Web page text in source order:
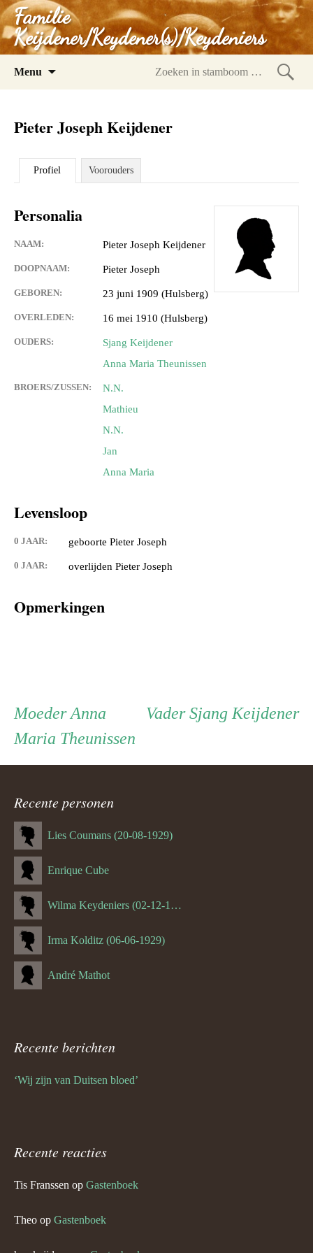
Familie
Keijdener/Keydener(s)/Keydeniers
Menu
Pieter Joseph Keijdener
Profiel Voorouders
Personalia
NAAM: Pieter Joseph Keijdener
DOOPNAAM: Pieter Joseph
GEBOREN: 23 juni 1909 (Hulsberg)
OVERLEDEN: 16 mei 1910 (Hulsberg)
OUDERS:
Sjang Keijdener
Anna Maria Theunissen
BROERS/ZUSSEN:
N.N.
Mathieu
N.N.
Jan
Anna Maria
Levensloop
0 JAAR: geboorte Pieter Joseph
0 JAAR: overlijden Pieter Joseph
Opmerkingen
Persoon
ouder
navigatie
VaderVader
Sjang Keijdener
Moeder Moeder
Anna
Maria Theunissen
Recente personen
Lies Coumans (20-08-1929)
Enrique Cube
Wilma Keydeniers (02-12-1953)
Irma Kolditz (06-06-1929)
André Mathot
Recente berichten
‘Wij zijn van Duitsen bloed’
Recente reacties
Tis Franssen op Gastenboek
Theo op Gastenboek